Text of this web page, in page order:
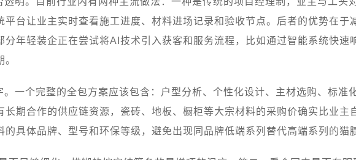
台让业主实时查看施工进度、材料进场记录和验收节点。后者的优势在于
年轻装企正在尝试将AI技术引入获客和服务流程，比如通过智能系统快速
一个完整的全包方案应该包含：户型分析、个性化设计、主材选购、标准
期合作的供应链资源，瓷砖、地板、橱柜等大宗材料的采购价确实比业主
具体品牌、型号和环保等级，避免出现同品牌低端系列替代高端系列的猫